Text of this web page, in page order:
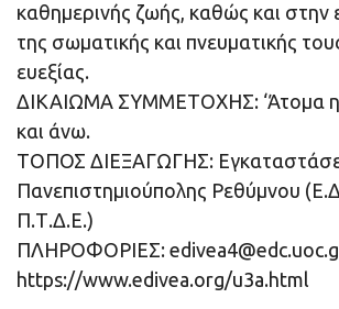
καθημερινής ζωής, καθώς και
της σωματικής και πνευματικής
ευεξίας.
ΔΙΚΑΙΩΜΑ ΣΥΜΜΕΤΟΧΗΣ: ‘Άτομα
και άνω.
ΤΟΠΟΣ ΔΙΕΞΑΓΩΓΗΣ:
Πανεπιστημιούπολης Ρεθύμνου
Π.Τ.Δ.Ε.)
ΠΛΗΡΟΦΟΡΙΕΣ:
https://www.edivea.org/u3a.html